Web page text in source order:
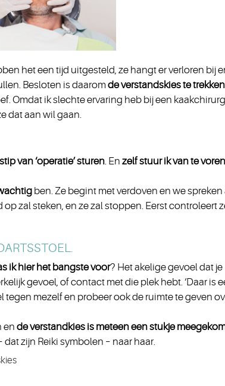
het een tijd uitgesteld, ze hangt er verloren bij
Besloten is daarom de verstandskies te trekken
Omdat ik slechte ervaring heb bij een kaakchirurg
dat aan wil gaan.
van ‘operatie’ sturen . En zelf stuur ik van te voren
ben. Ze begint met verdoven en we spreken
zal steken, en ze zal stoppen. Eerst controleert
ik hier het bangste voor? Het akelige gevoel dat je
gevoel, of contact met die plek hebt. ‘Daar is
tegen mezelf en probeer ook de ruimte te geven
en de verstandkies is meteen een stukje
dat zijn Reiki symbolen – naar haar.